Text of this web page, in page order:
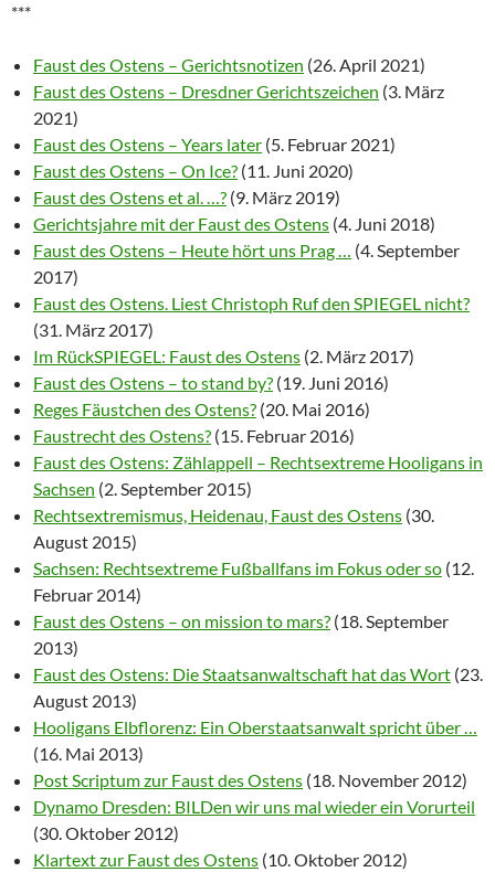
***
Faust des Ostens – Gerichtsnotizen (26. April 2021)
Faust des Ostens – Dresdner Gerichtszeichen (3. März
2021)
Faust des Ostens – Years later (5. Februar 2021)
Faust des Ostens – On Ice? (11. Juni 2020)
Faust des Ostens et al. …? (9. März 2019)
Gerichtsjahre mit der Faust des Ostens (4. Juni 2018)
Faust des Ostens – Heute hört uns Prag … (4. September
2017)
Faust des Ostens. Liest Christoph Ruf den SPIEGEL nicht?
(31. März 2017)
Im RückSPIEGEL: Faust des Ostens (2. März 2017)
Faust des Ostens – to stand by? (19. Juni 2016)
Reges Fäustchen des Ostens? (20. Mai 2016)
Faustrecht des Ostens? (15. Februar 2016)
Faust des Ostens: Zählappell – Rechtsextreme Hooligans in
Sachsen (2. September 2015)
Rechtsextremismus, Heidenau, Faust des Ostens (30.
August 2015)
Sachsen: Rechtsextreme Fußballfans im Fokus oder so (12.
Februar 2014)
Faust des Ostens – on mission to mars? (18. September
2013)
Faust des Ostens: Die Staatsanwaltschaft hat das Wort (23.
August 2013)
Hooligans Elbflorenz: Ein Oberstaatsanwalt spricht über …
(16. Mai 2013)
Post Scriptum zur Faust des Ostens (18. November 2012)
Dynamo Dresden: BILDen wir uns mal wieder ein Vorurteil
(30. Oktober 2012)
Klartext zur Faust des Ostens (10. Oktober 2012)